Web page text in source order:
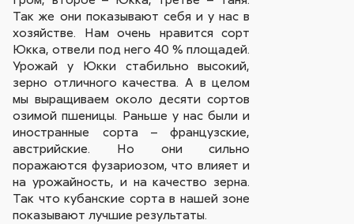
Так же они показывают себя и у нас в
хозяйстве. Нам очень нравится сорт
Юкка, отвели под него 40 % площадей.
Урожай у Юкки стабильно высокий,
зерно отличного качества. А в целом
мы выращиваем около десяти сортов
озимой пшеницы. Раньше у нас были и
иностранные сорта – французские,
австрийские. Но они сильно
поражаются фузариозом, что влияет и
на урожайность, и на качество зерна.
Так что кубанские сорта в нашей зоне
показывают лучшие результаты.